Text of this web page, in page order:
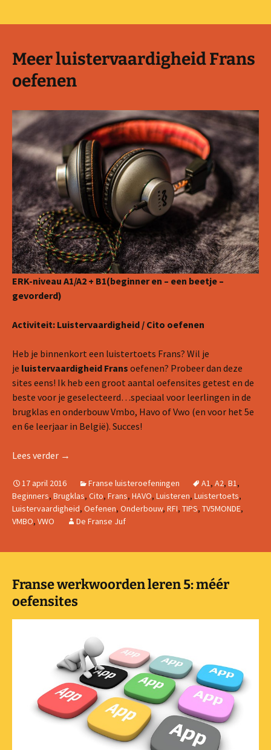
Meer luistervaardigheid Frans
oefenen
ERK-niveau A1/A2 + B1(beginner en – een beetje –
gevorderd)
Activiteit: Luistervaardigheid / Cito oefenen
Heb je binnenkort een luistertoets Frans? Wil je
je luistervaardigheid Frans oefenen? Probeer dan deze
sites eens! Ik heb een groot aantal oefensites getest en de
beste voor je geselecteerd…speciaal voor leerlingen in de
brugklas en onderbouw Vmbo, Havo of Vwo (en voor het 5e
en 6e leerjaar in België). Succes!
Lees verder Meer luistervaardigheid Frans oefenen
→
17 april 2016 Franse luisteroefeningen A1, A2, B1,
Beginners, Brugklas, Cito, Frans, HAVO, Luisteren, Luistertoets,
Luistervaardigheid, Oefenen, Onderbouw, RFI, TIPS, TV5MONDE,
VMBO, VWO De Franse Juf
Franse werkwoorden leren 5: méér
oefensites